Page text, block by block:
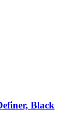
Black